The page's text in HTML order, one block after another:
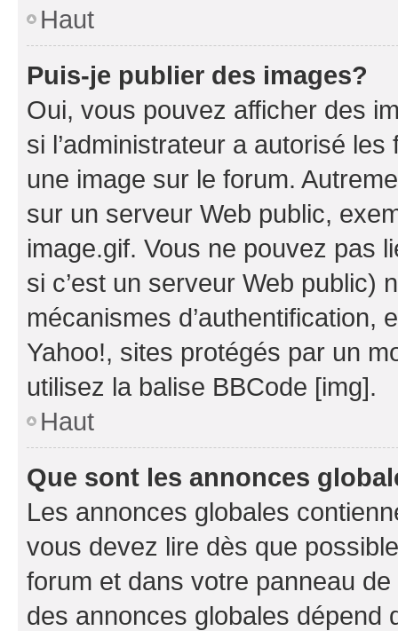
Haut
Puis-je publier des images?
Oui, vous pouvez afficher des
si l’administrateur a autorisé
une image sur le forum.
sur un serveur Web public,
image.gif. Vous ne pouvez pas
si c’est un serveur Web public)
mécanismes d’authentification,
Yahoo!, sites protégés par un
utilisez la balise BBCode [img].
Haut
Que sont les annonces
Les annonces globales
vous devez lire dès que
forum et dans votre panneau
des annonces globales dépend